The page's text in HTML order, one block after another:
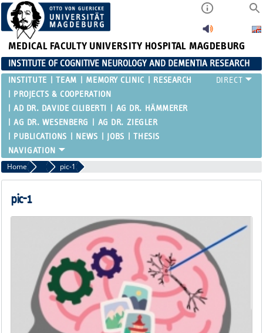
MEDICAL FACULTY UNIVERSITY HOSPITAL MAGDEBURG
INSTITUTE OF COGNITIVE NEUROLOGY AND DEMENTIA RESEARCH
INSTITUTE TEAM MEMORY CLINIC
RESEARCH
PROJECTS & COOPERATION
AD DR. DAVIDE CILIBERTI
AG DR. HÄMMERER
AG DR. WESENBERG
AG DR. ZIEGLER
PUBLICATIONS
NEWS JOBS THESIS
Home AD Dr. Davide Ciliberti
pic-1
pic-1